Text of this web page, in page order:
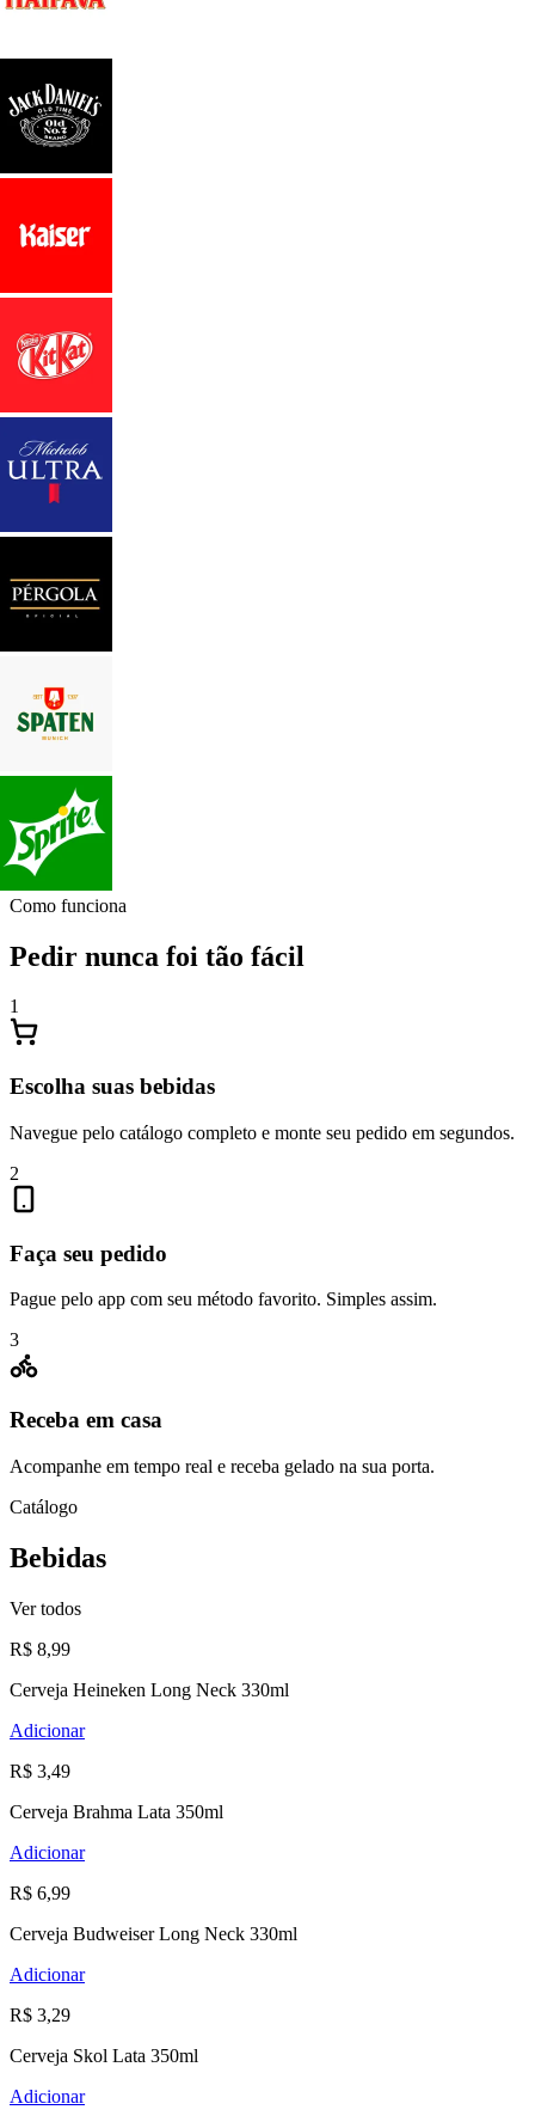
Como funciona
Pedir nunca foi tão fácil
1
Escolha suas bebidas
Navegue pelo catálogo completo e monte seu pedido em segundos.
2
Faça seu pedido
Pague pelo app com seu método favorito. Simples assim.
3
Receba em casa
Acompanhe em tempo real e receba gelado na sua porta.
Catálogo
Bebidas
Ver todos
R$ 8,99
Cerveja Heineken Long Neck 330ml
Adicionar
R$ 3,49
Cerveja Brahma Lata 350ml
Adicionar
R$ 6,99
Cerveja Budweiser Long Neck 330ml
Adicionar
R$ 3,29
Cerveja Skol Lata 350ml
Adicionar